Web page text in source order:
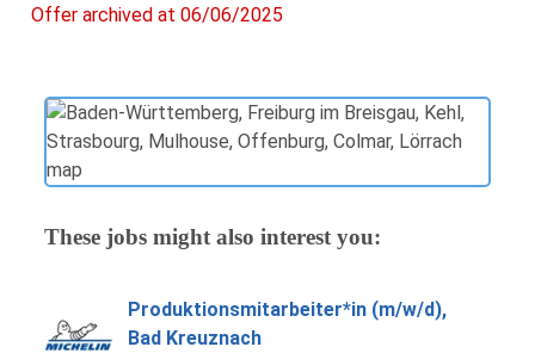
Offer archived at 06/06/2025
These jobs might also interest you:
Produktionsmitarbeiter*in (m/w/d),
Bad Kreuznach